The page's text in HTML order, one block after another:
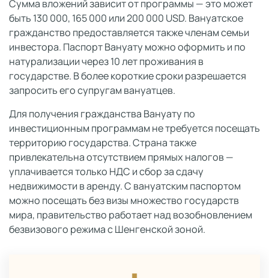
Сумма вложений зависит от программы — это может
быть 130 000, 165 000 или 200 000 USD. Вануатское
гражданство предоставляется также членам семьи
инвестора. Паспорт Вануату можно оформить и по
натурализации через 10 лет проживания в
государстве. В более короткие сроки разрешается
запросить его супругам вануатцев.
Для получения гражданства Вануату по
инвестиционным программам не требуется посещать
территорию государства. Страна также
привлекательна отсутствием прямых налогов —
уплачивается только НДС и сбор за сдачу
недвижимости в аренду. С вануатским паспортом
можно посещать без визы множество государств
мира, правительство работает над возобновлением
безвизового режима с Шенгенской зоной.